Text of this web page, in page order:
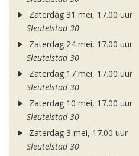
Zaterdag 31 mei, 17.00 uur
Sleutelstad 30
Zaterdag 24 mei, 17.00 uur
Sleutelstad 30
Zaterdag 17 mei, 17.00 uur
Sleutelstad 30
Zaterdag 10 mei, 17.00 uur
Sleutelstad 30
Zaterdag 3 mei, 17.00 uur
Sleutelstad 30